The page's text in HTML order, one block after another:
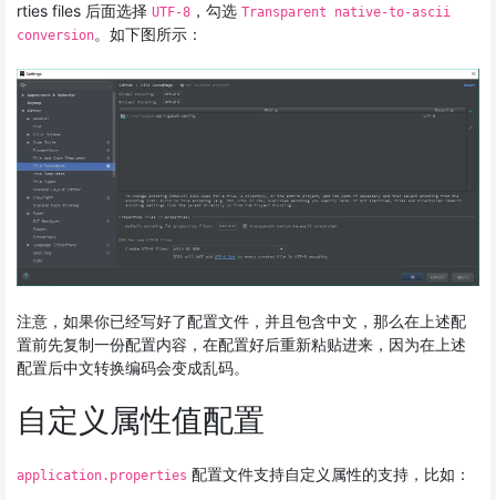
rties files 后面选择 UTF-8 ，勾选 Transparent native-to-ascii
conversion。如下图所示：
注意，如果你已经写好了配置文件，并且包含中文，那么在上述配
置前先复制一份配置内容，在配置好后重新粘贴进来，因为在上述
配置后中文转换编码会变成乱码。
自定义属性值配置
application.properties 配置文件支持自定义属性的支持，比如：